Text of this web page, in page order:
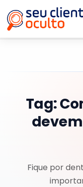
Tag:
Fique por